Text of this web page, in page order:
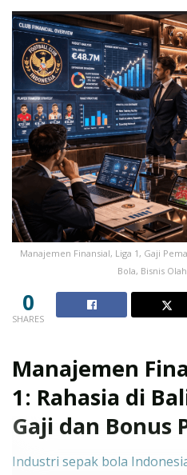
Manajemen Finansial, Liga 1, Gaji
Bola, Bisnis
0
SHARES
Manajemen
1: Rahasia di
Gaji dan Bonus
Industri sepak bola